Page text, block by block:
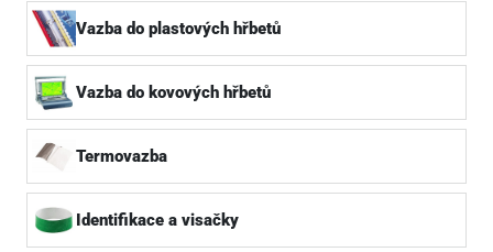
Vazba do plastových hřbetů
Vazba do kovových hřbetů
Termovazba
Identifikace a visačky